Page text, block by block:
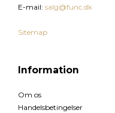
E-mail: salg@func.dk
Sitemap
Information
Om os
Handelsbetingelser